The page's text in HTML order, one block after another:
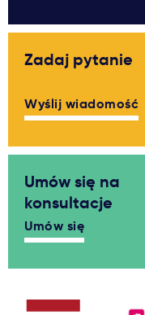
Zadaj pytanie
Wyślij wiadomość
Umów się na
konsultacje
Umów się